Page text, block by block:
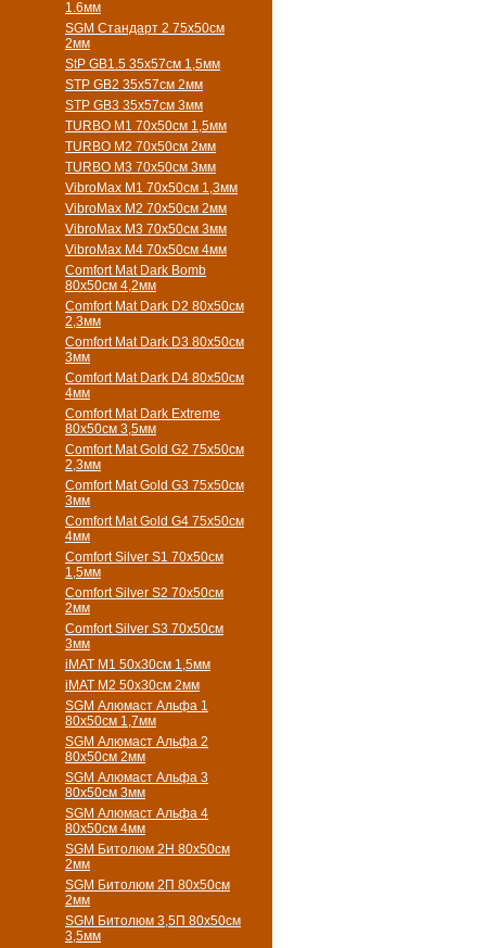
1.6мм
SGM Стандарт 2 75х50см
2мм
StP GB1.5 35х57см 1,5мм
STP GB2 35х57см 2мм
STP GB3 35х57см 3мм
TURBO M1 70х50см 1,5мм
TURBO M2 70х50см 2мм
TURBO M3 70х50см 3мм
VibroMax M1 70х50см 1,3мм
VibroMax M2 70х50см 2мм
VibroMax M3 70х50см 3мм
VibroMax M4 70х50см 4мм
Comfort Mat Dark Bomb
80x50см 4,2мм
Comfort Mat Dark D2 80х50см
2,3мм
Comfort Mat Dark D3 80х50см
3мм
Comfort Mat Dark D4 80х50см
4мм
Comfort Mat Dark Extreme
80x50см 3,5мм
Comfort Mat Gold G2 75х50см
2,3мм
Comfort Mat Gold G3 75х50см
3мм
Comfort Mat Gold G4 75х50см
4мм
Comfort Silver S1 70х50см
1,5мм
Comfort Silver S2 70х50см
2мм
Comfort Silver S3 70х50см
3мм
iMAT M1 50х30см 1,5мм
iMAT M2 50х30см 2мм
SGM Алюмаст Альфа 1
80x50см 1,7мм
SGM Алюмаст Альфа 2
80x50см 2мм
SGM Алюмаст Альфа 3
80x50см 3мм
SGM Алюмаст Альфа 4
80x50см 4мм
SGM Битолюм 2H 80x50см
2мм
SGM Битолюм 2П 80x50см
2мм
SGM Битолюм 3,5П 80x50см
3,5мм